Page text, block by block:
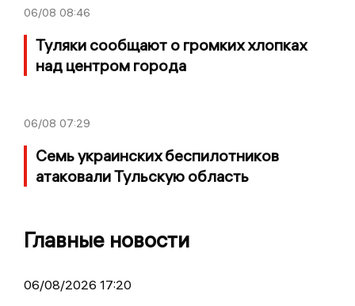
06/08 08:46
Туляки сообщают о громких хлопках
над центром города
06/08 07:29
Семь украинских беспилотников
атаковали Тульскую область
Главные новости
06/08/2026 17:20